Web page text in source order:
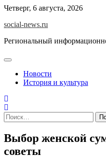
Skip
content
Четверг, 6 августа, 2026
social-news.ru
Региональный
Новости
История и культура
Найти:
Выбор женской
советы